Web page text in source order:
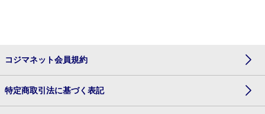
コジマネット会員規約
特定商取引法に基づく表記